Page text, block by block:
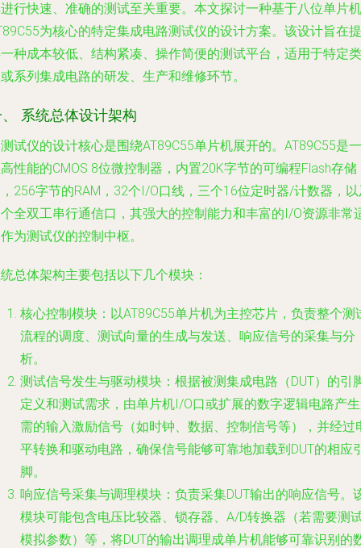
行快速、准确的测试至关重要。本文探讨一种基于八位单片机
为核心的特定集成电路测试仪的设计方案。该设计旨在提
种成本较低、结构紧凑、操作简便的测试平台，适用于特定类
系列集成电路的研发、生产和维修环节。
系统总体设计架构
试仪的设计核心是围绕AT89C55单片机展开的。AT89C55是一
性能的CMOS 8位微控制器，内置20K字节的可编程Flash存储
256字节的RAM，32个I/O口线，三个16位定时器/计数器，
全双工串行通信口，其强大的控制能力和丰富的I/O资源非常
为测试仪的控制中枢。
总体架构主要包括以下几个模块：
核心控制模块 ：以AT89C55单片机为主控芯片，负责整个测
流程的调度、测试向量的生成与发送、响应信号的采集与分
析。
测试信号发生与驱动模块 ：根据被测集成电路（DUT）的引
定义和测试需求，由单片机I/O口或扩展的数字逻辑电路产
需的输入激励信号（如时钟、数据、控制信号等），并经过
平转换和驱动电路，确保信号能够可靠地加载到DUT的相应
脚。
响应信号采集与调理模块 ：负责采集DUT输出的响应信号。
模块可能包含电压比较器、锁存器、A/D转换器（若需要测
模拟参数）等，将DUT的输出调理成单片机能够可靠识别的